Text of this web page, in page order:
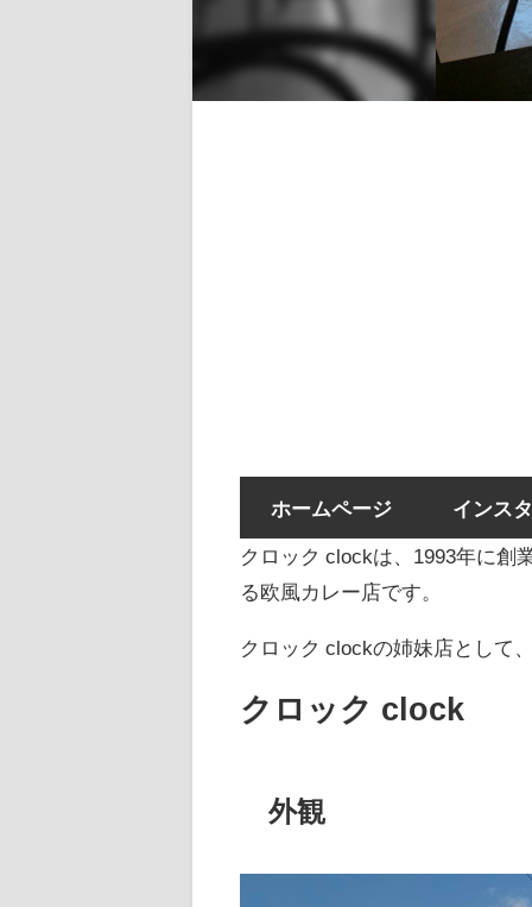
ホームページ インス
クロック clockは、1993年に創
る欧風カレー店です。
クロック clockの姉妹店として
クロック clock
外観